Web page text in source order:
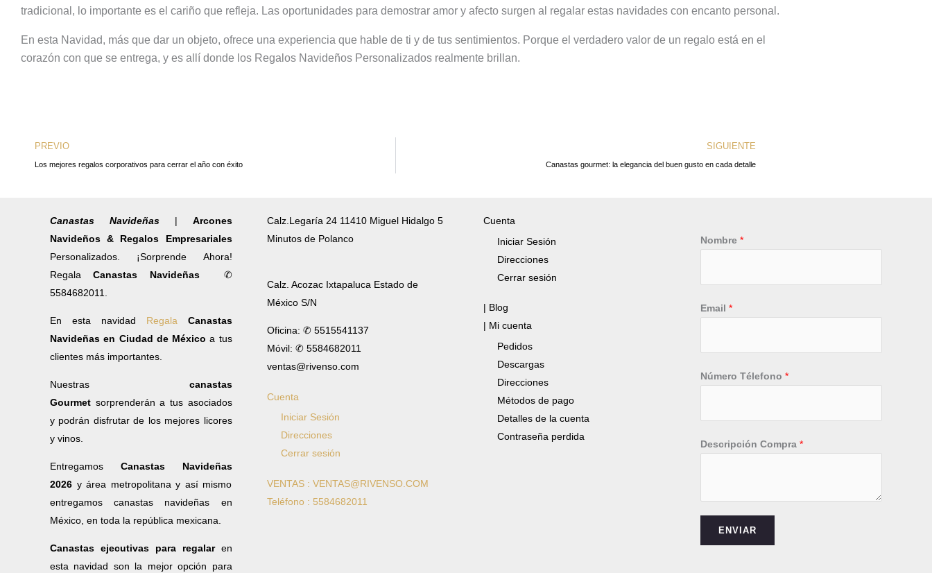
tradicional, lo importante es el cariño que refleja. Las oportunidades para demostrar amor y afecto surgen al regalar estas navidades con encanto personal.
En esta Navidad, más que dar un objeto, ofrece una experiencia que hable de ti y de tus sentimientos. Porque el verdadero valor de un regalo está en el
corazón con que se entrega, y es allí donde los Regalos Navideños Personalizados realmente brillan.
PREVIO
Los mejores regalos corporativos para cerrar el año con éxito
SIGUIENTE
Canastas gourmet: la elegancia del buen gusto en cada detalle
Canastas Navideñas| Arcones
Navideños & Regalos Empresariales
Personalizados. ¡Sorprende Ahora!
RegalaCanastas Navideñas✆
5584682011.
En esta navidad Regala Canastas
Navideñas en Ciudad de Méxicoa tus
clientes más importantes.
Nuestras canastas
Gourmet sorprenderán a tus asociados
y podrán disfrutar de los mejores licores
y vinos.
Entregamos Canastas Navideñas
2026 y área metropolitana y así mismo
entregamos canastas navideñas en
México, en toda la república mexicana.
Canastas ejecutivas para regalaren
esta navidad son la mejor opción para
Calz.Legaría 24 11410 Miguel Hidalgo 5
Minutos de Polanco
Calz. Acozac Ixtapaluca Estado de
México S/N
Oficina: ✆ 5515541137
Móvil: ✆ 5584682011
ventas@rivenso.com
Cuenta
Iniciar Sesión
Direcciones
Cerrar sesión
VENTAS : VENTAS@RIVENSO.COM
Teléfono : 5584682011
Cuenta
Iniciar Sesión
Direcciones
Cerrar sesión
| Blog
| Mi cuenta
Pedidos
Descargas
Direcciones
Métodos de pago
Detalles de la cuenta
Contraseña perdida
Nombre *
Email *
o
b
r
s
r
Número Télefono *
Descripción Compra *
ENVIAR